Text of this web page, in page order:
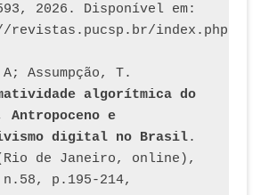
2026. Disponível em:
algorítmica do
Antropoceno e
digital no Brasil.
(Rio de Janeiro, online),
p.195-214,